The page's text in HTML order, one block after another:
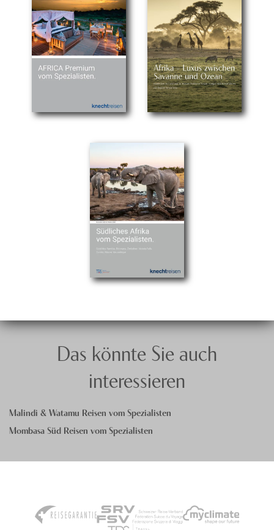
Das könnte Sie auch
interessieren
Malindi & Watamu Reisen vom Spezialisten
Mombasa Süd Reisen vom Spezialisten